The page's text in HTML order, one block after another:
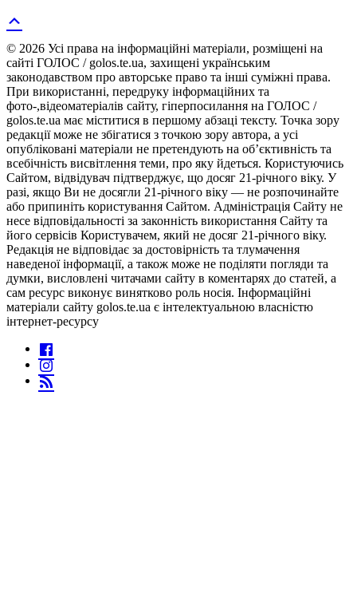
© 2026 Усі права на інформаційні матеріали, розміщені на
сайті ГОЛОС / golos.te.ua, захищені українським
законодавством про авторське право та інші суміжні права.
При використанні, передруку інформаційних та
фото-,відеоматеріалів сайту, гіперпосилання на ГОЛОС /
golos.te.ua має міститися в першому абзаці тексту. Точка зору
редакції може не збігатися з точкою зору автора, а усі
опубліковані матеріали не претендують на об’єктивність та
всебічність висвітлення теми, про яку йдеться. Користуючись
Сайтом, відвідувач підтверджує, що досяг 21-річного віку. У
разі, якщо Ви не досягли 21-річного віку — не розпочинайте
або припиніть користування Сайтом. Адміністрація Сайту не
несе відповідальності за законність використання Сайту та
його сервісів Користувачем, який не досяг 21-річного віку.
Редакція не відповідає за достовірність та тлумачення
наведеної інформації, а також може не поділяти погляди та
думки, висловлені читачами сайту в коментарях до статей, а
сам ресурс виконує винятково роль носія. Інформаційні
матеріали сайту golos.te.ua є інтелектуальною власністю
інтернет-ресурсу